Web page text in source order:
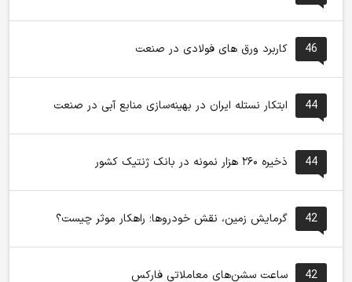
46 کاربرد ورق های فولادی در صنعت
44 ابتکار نستله ایران در بهینه‌سازی منابع آبی در صنعت
44 ذخیره ۲۶۰ هزار نمونه در بانک ژنتیک کشور
42 گرمایش زمین، نقش خودروها؛ راهکار موثر چیست؟
42 ساعت سشن‌های معاملاتی فارکس